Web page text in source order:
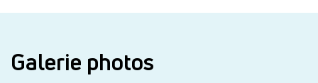
Galerie photos